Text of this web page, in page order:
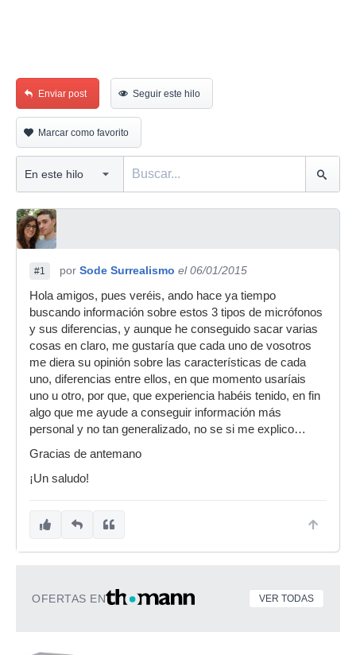
Enviar post Seguir este hilo
Marcar como favorito
#1 por Sode Surrealismo el 06/01/2015
Hola amigos, pues veréis, ando hace ya tiempo
buscando información sobre estos 3 tipos de micrófonos
y sus diferencias, y aunque he conseguido sacar varias
cosas en claro, me gustaría que cada uno de vosotros
me diera su opinión sobre las características de cada
uno, diferencias entre ellos, en que momento usaríais
uno u otro, por que, que experiencia habéis tenido, en fin
algo que me ayude a conseguir información más
personal y no tan generalizado, no se si me explico…
Gracias de antemano
¡Un saludo!
OFERTAS EN VER TODAS